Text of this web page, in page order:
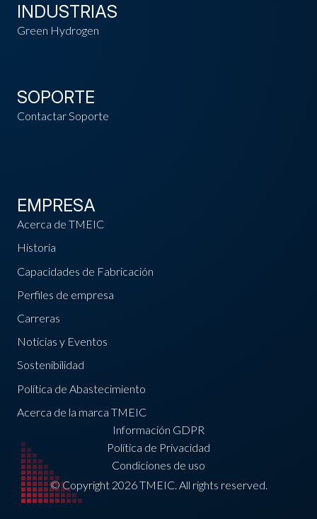
INDUSTRIAS
Green Hydrogen
SOPORTE
Contactar Soporte
EMPRESA
Acerca de TMEIC
Historia
Capacidades de Fabricación
Perfiles de empresa
Carreras
Noticias y Eventos
Sostenibilidad
Política de Abastecimiento
Acerca de la marca TMEIC
Información GDPR
Política de Privacidad
Condiciones de uso
© Copyright 2026 TMEIC. All rights reserved.